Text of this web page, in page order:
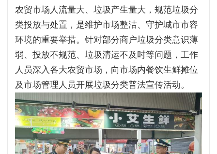
农贸市场人流量大、垃圾产生量大，规范垃圾分
类投放与处置，是维护市场整洁、守护城市市容
环境的重要举措。针对部分商户垃圾分类意识薄
弱、投放不规范、垃圾清运不及时等问题，工作
人员深入各大农贸市场，向市场内餐饮生鲜摊位
及市场管理人员开展垃圾分类普法宣传活动。